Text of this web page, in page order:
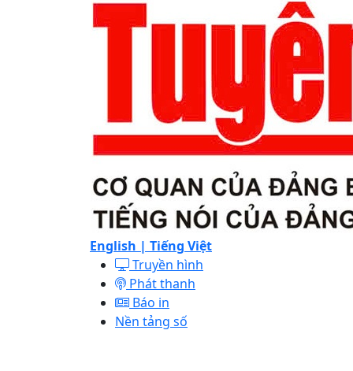
English | Tiếng Việt
Truyền hình
Phát thanh
Báo in
Nền tảng số